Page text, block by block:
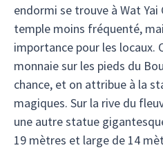
endormi se trouve à Wat Yai
temple moins fréquenté,
importance pour les locaux.
monnaie sur les pieds du
chance, et on attribue à la
magiques. Sur la rive du
une autre statue
19 mètres et large de 14